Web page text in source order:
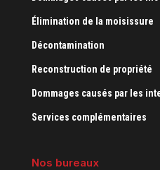
Élimination de la moisissure
Décontamination
Reconstruction de propriété
Dommages causés par les
Services complémentaires
Nos bureaux